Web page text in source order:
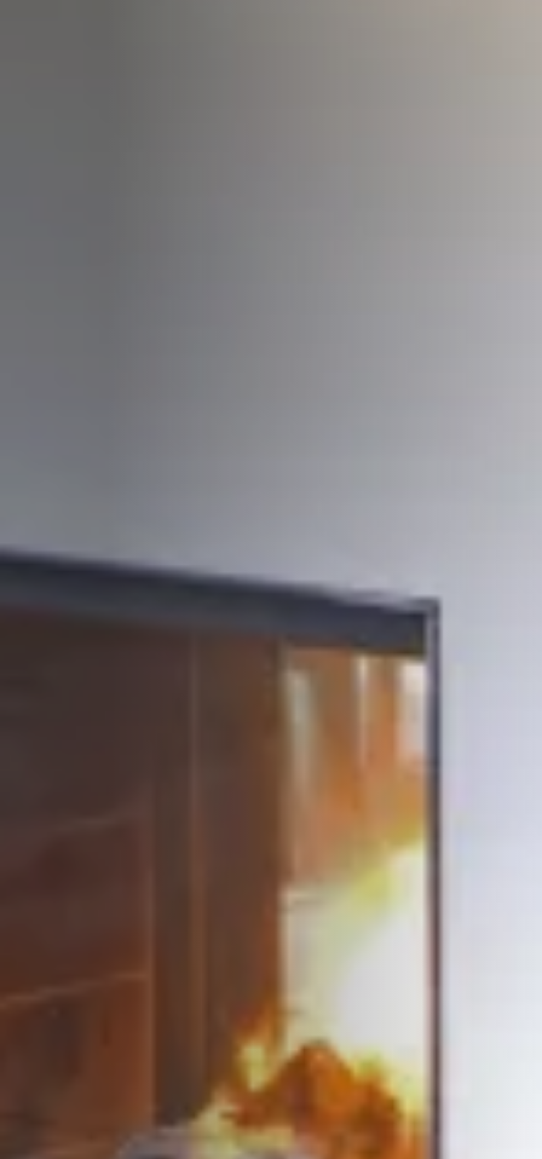
STÛV 21-125 DF